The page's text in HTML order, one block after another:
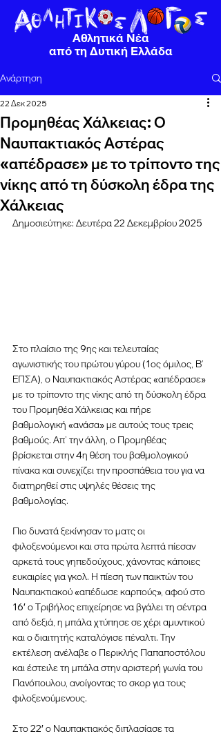
Αθλητικά Νέα
από τη Δυτική Ελλάδα
Ανάρτηση
Προμηθέας Χάλκειας: Ο
Ναυπακτιακός Αστέρας
«απέδρασε» με το τρίποντο της
νίκης από τη δύσκολη έδρα της
Χάλκειας
22 Δεκ 2025
Δημοσιεύτηκε: Δευτέρα 22 Δεκεμβρίου 2025
Στο πλαίσιο της 9ης και τελευταίας
αγωνιστικής του πρώτου γύρου (1ος όμιλος, Β’
ΕΠΣΑ), ο Ναυπακτιακός Αστέρας «απέδρασε»
με το τρίποντο της νίκης από τη δύσκολη έδρα
του Προμηθέα Χάλκειας και πήρε
βαθμολογική «ανάσα» με αυτούς τους τρεις
βαθμούς. Απ’ την άλλη, ο Προμηθέας
βρίσκεται στην 4η θέση του βαθμολογικού
πίνακα και συνεχίζει την προσπάθεια του για να
διατηρηθεί στις υψηλές θέσεις της
βαθμολογίας.
Πιο δυνατά ξεκίνησαν το ματς οι
φιλοξενούμενοι και στα πρώτα λεπτά πίεσαν
αρκετά τους γηπεδούχους, χάνοντας κάποιες
ευκαιρίες για γκολ. Η πίεση των παικτών του
Ναυπακτιακού «απέδωσε καρπούς», αφού στο
16′ ο Τριβήλος επιχείρησε να βγάλει τη σέντρα
από δεξιά, η μπάλα χτύπησε σε χέρι αμυντικού
και ο διαιτητής καταλόγισε πέναλτι. Την
εκτέλεση ανέλαβε ο Περικλής Παπαποστόλου
και έστειλε τη μπάλα στην αριστερή γωνία του
Πανόπουλου, ανοίγοντας το σκορ για τους
φιλοξενούμενους.
Στο 22′ ο Ναυπακτιακός διπλασίασε τα